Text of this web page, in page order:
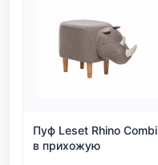
Пуф Leset Rhino Combi
в прихожую